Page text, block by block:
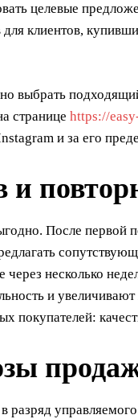
целевые
клиентов,
выбрать
странице https://
и за его
и
После первой
несколько
и
покупателей:
разряд